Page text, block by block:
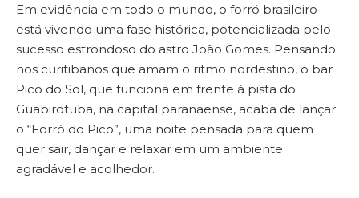
Em evidência em todo o mundo, o forró brasileiro
está vivendo uma fase histórica, potencializada pelo
sucesso estrondoso do astro João Gomes. Pensando
nos curitibanos que amam o ritmo nordestino, o bar
Pico do Sol, que funciona em frente à pista do
Guabirotuba, na capital paranaense, acaba de lançar
o “Forró do Pico”, uma noite pensada para quem
quer sair, dançar e relaxar em um ambiente
agradável e acolhedor.